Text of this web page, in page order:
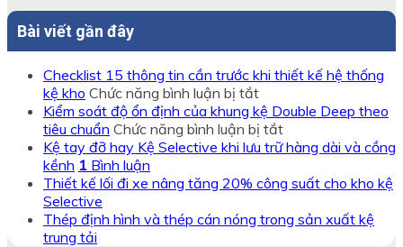
Bài viết gần đây
Checklist 15 thông tin cần trước khi thiết kế hệ thống
kệ kho Chức năng bình luận bị tắtở
Checklist
15
thông
cần
khi
Kiểm soát độ ổn định của khung kệ Double Deep theo
tiêu chuẩn Chức năng bình luận bị tắtở
Kiểm
độ
định
Kệ tay đỡ hay Kệ Selective khi lưu trữ hàng dài và cồng
kềnh 1 Bình luận
Thiết kế lối đi xe nâng tăng 20% công suất cho kho kệ
Selective
Thép định hình và thép cán nóng trong sản xuất kệ
trung tải